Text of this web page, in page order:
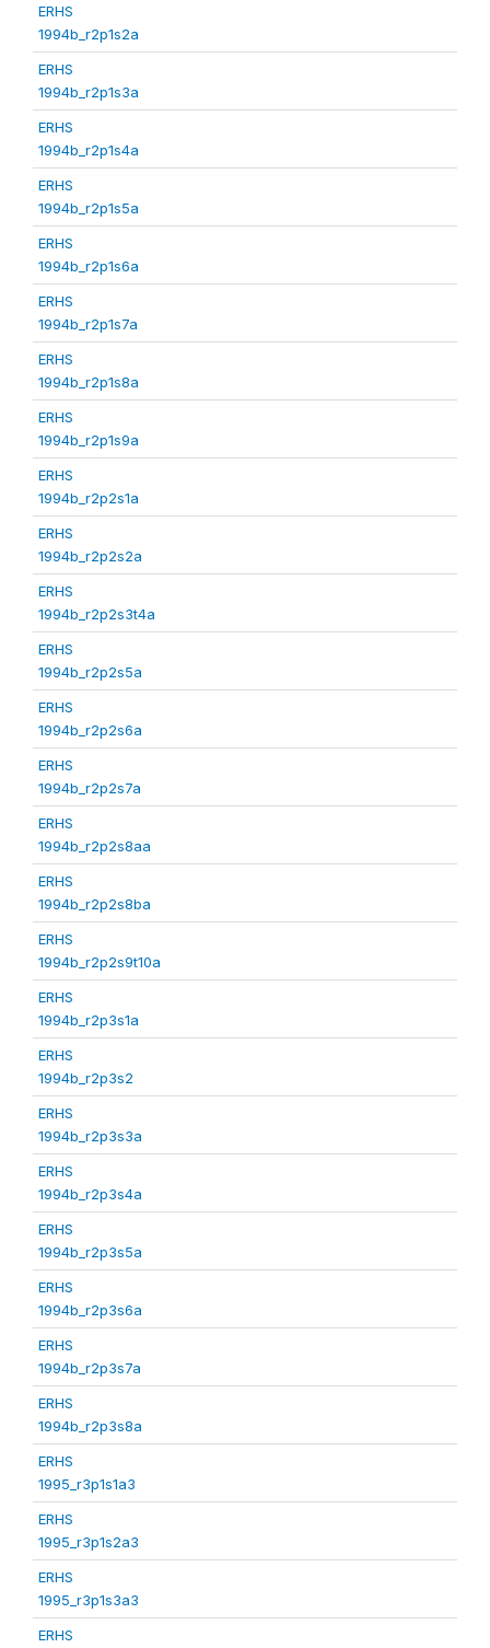
ERHS
1994b_r2p1s2a
ERHS
1994b_r2p1s3a
ERHS
1994b_r2p1s4a
ERHS
1994b_r2p1s5a
ERHS
1994b_r2p1s6a
ERHS
1994b_r2p1s7a
ERHS
1994b_r2p1s8a
ERHS
1994b_r2p1s9a
ERHS
1994b_r2p2s1a
ERHS
1994b_r2p2s2a
ERHS
1994b_r2p2s3t4a
ERHS
1994b_r2p2s5a
ERHS
1994b_r2p2s6a
ERHS
1994b_r2p2s7a
ERHS
1994b_r2p2s8aa
ERHS
1994b_r2p2s8ba
ERHS
1994b_r2p2s9t10a
ERHS
1994b_r2p3s1a
ERHS
1994b_r2p3s2
ERHS
1994b_r2p3s3a
ERHS
1994b_r2p3s4a
ERHS
1994b_r2p3s5a
ERHS
1994b_r2p3s6a
ERHS
1994b_r2p3s7a
ERHS
1994b_r2p3s8a
ERHS
1995_r3p1s1a3
ERHS
1995_r3p1s2a3
ERHS
1995_r3p1s3a3
ERHS